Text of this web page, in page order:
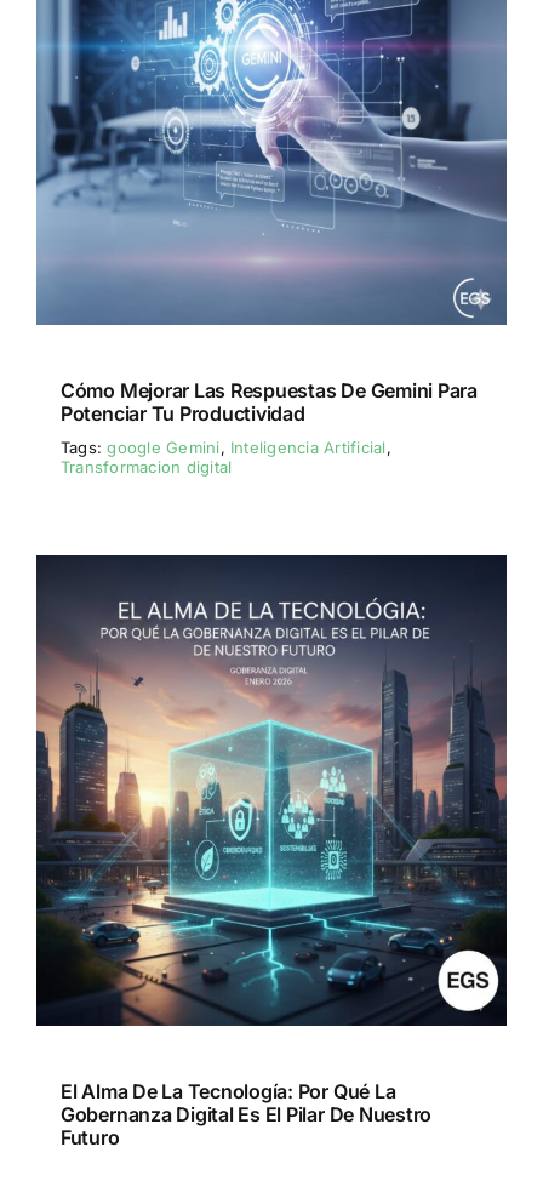
Cómo Mejorar Las Respuestas De Gemini Para
Potenciar Tu Productividad
Tags:google Gemini, Inteligencia Artificial,
Transformacion digital
El Alma De La Tecnología: Por Qué La
Gobernanza Digital Es El Pilar De Nuestro
Futuro